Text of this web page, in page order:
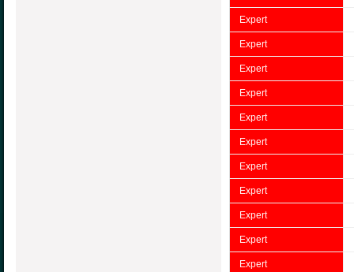
Expert
Expert
Expert
Expert
Expert
Expert
Expert
Expert
Expert
Expert
Expert